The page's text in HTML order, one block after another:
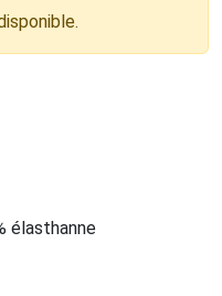
élasthanne